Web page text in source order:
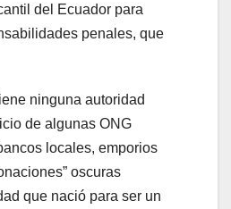
del Ecuador para
penales, que
ninguna autoridad
de algunas ONG
locales, emporios
oscuras
que nació para ser un